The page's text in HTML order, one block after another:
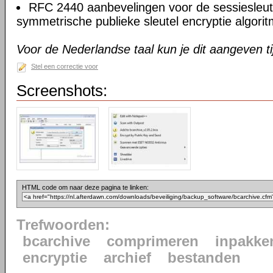
RFC 2440 aanbevelingen voor de
symmetrische publieke sleutel encryptie
Voor de Nederlandse taal kun je dit aangeven
Stel een correctie voor
Screenshots:
HTML code om naar deze pagina te linken:
Trefwoorden:
bcarchive
comprimeren
encryptie
archief bestanden